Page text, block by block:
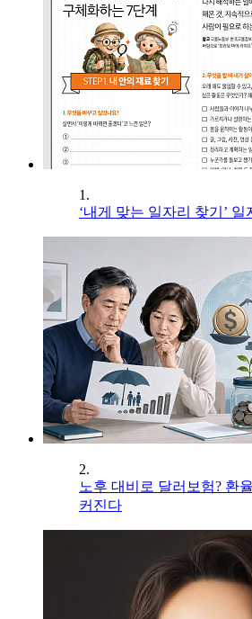
1.
‘내게 맞는 일자리 찾기’
2.
노후 대비로 달러보험? 환
커진다